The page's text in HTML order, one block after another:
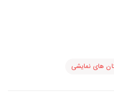
های نمایشی